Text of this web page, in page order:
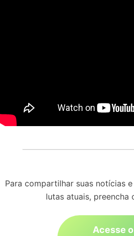
Para compartilhar suas notícias
lutas atuais, preencha
Acesse o